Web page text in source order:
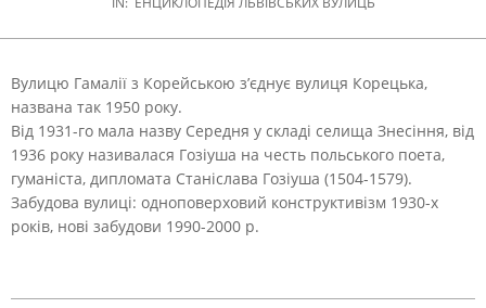
Вулицю Гамалії з Корейською з’єднує вулиця Корецька,
названа так 1950 року.
Від 1931-го мала назву Середня у складі селища Знесіння, від
1936 року називалася Гозіуша на честь польського поета,
гуманіста, дипломата Станіслава Гозіуша (1504-1579).
Забудова вулиці: одноповерховий конструктивізм 1930-х
років, нові забудови 1990-2000 р.